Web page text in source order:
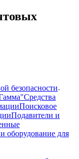
безопасности
Средства
Поисковое
Подавители и
оборудование для